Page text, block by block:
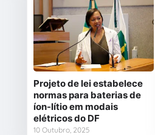
Projeto de lei estabelece
normas para baterias de
íon-lítio em modais
elétricos do DF
10 Outubro, 2025